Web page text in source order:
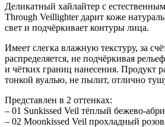
Деликатный хайлайтер с
Through Veillighter дарит коже
свет и подчёркивает контуры лица.
Имеет слегка влажную текстуру, за
распределяется, не подчёркивая
и чётких границ нанесения. Продукт
тонкой вуалью, не пылит, отлично
Представлен в 2 оттенках:
– 01 Sunkissed Veil тёплый бежево-
– 02 Moonkissed Veil прохладный